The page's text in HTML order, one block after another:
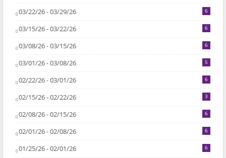
03/22/26 - 03/29/26 6
03/15/26 - 03/22/26 6
03/08/26 - 03/15/26 6
03/01/26 - 03/08/26 5
02/22/26 - 03/01/26 6
02/15/26 - 02/22/26 3
02/08/26 - 02/15/26 6
02/01/26 - 02/08/26 6
01/25/26 - 02/01/26 6